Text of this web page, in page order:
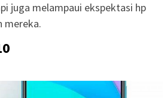
juga melampaui ekspektasi hp
mereka.